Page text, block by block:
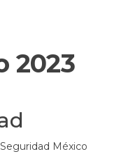
2023
México